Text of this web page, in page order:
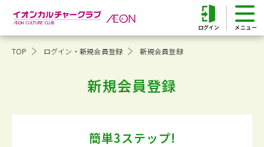
ログイン
TOP ログイン・新規会員登録 新規会員登録
新規会員登録
簡単3ステップ!